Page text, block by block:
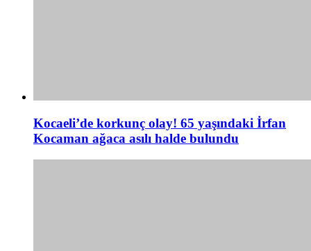
Kocaeli’de korkunç olay! 65 yaşındaki İrfan
Kocaman ağaca asılı halde bulundu